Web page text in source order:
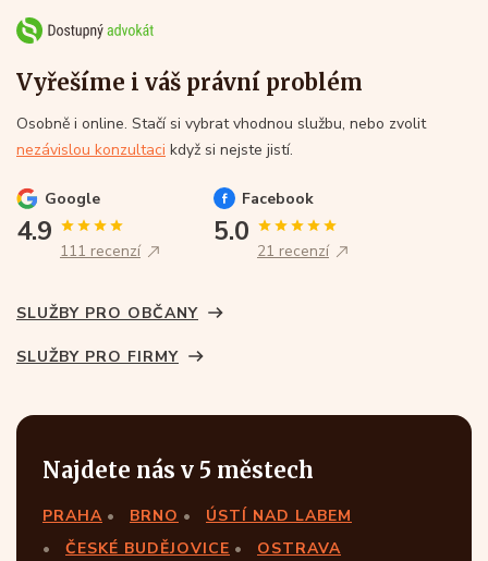
Vyřešíme i váš právní problém
Osobně i online. Stačí si vybrat vhodnou službu, nebo zvolit
nezávislou konzultaci když si nejste jistí.
Google
4.9
111 recenzí
Facebook
5.0
21 recenzí
SLUŽBY PRO OBČANY
SLUŽBY PRO FIRMY
Najdete nás v 5 městech
PRAHA BRNO
ÚSTÍ NAD LABEM
ČESKÉ BUDĚJOVICE
OSTRAVA